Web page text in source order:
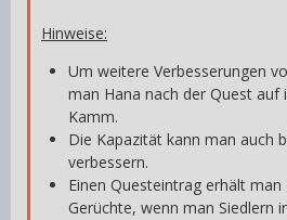
Hinweise:
Um weitere Verbesserungen
man Hana nach der Quest
Kamm.
Die Kapazität kann man auch
verbessern.
Einen Questeintrag erhält man
Gerüchte, wenn man Siedlern